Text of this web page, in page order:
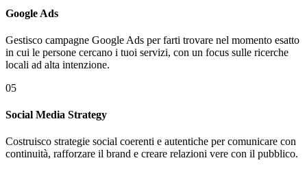
Google Ads
Gestisco campagne Google Ads per farti trovare nel momento esatto
in cui le persone cercano i tuoi servizi, con un focus sulle ricerche
locali ad alta intenzione.
05
Social Media Strategy
Costruisco strategie social coerenti e autentiche per comunicare con
continuità, rafforzare il brand e creare relazioni vere con il pubblico.